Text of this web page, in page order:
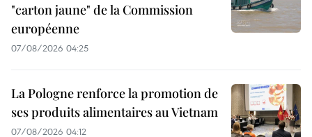
"carton jaune" de la Commission
européenne
07/08/2026 04:25
La Pologne renforce la promotion de
ses produits alimentaires au Vietnam
07/08/2026 04:12